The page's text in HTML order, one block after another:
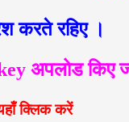
करते रहिए ।
अपलोड किए
क्लिक करें